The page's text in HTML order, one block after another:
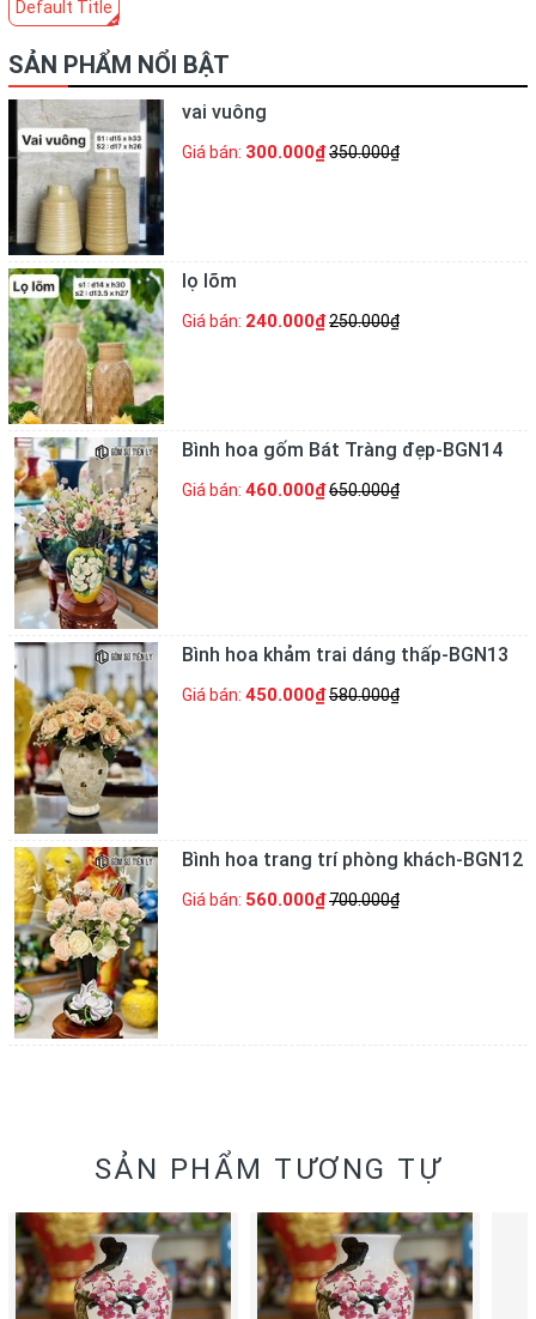
Default Title
SẢN PHẨM NỔI BẬT
vai vuông
Giá bán: 300.000₫350.000₫
lọ lõm
Giá bán: 240.000₫250.000₫
Bình hoa gốm Bát Tràng đẹp-BGN14
Giá bán: 460.000₫650.000₫
Bình hoa khảm trai dáng thấp-BGN13
Giá bán: 450.000₫580.000₫
Bình hoa trang trí phòng khách-BGN12
Giá bán: 560.000₫700.000₫
SẢN PHẨM TƯƠNG TỰ